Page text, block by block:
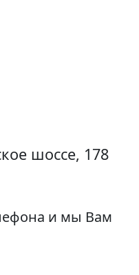
шоссе, 178
и мы Вам